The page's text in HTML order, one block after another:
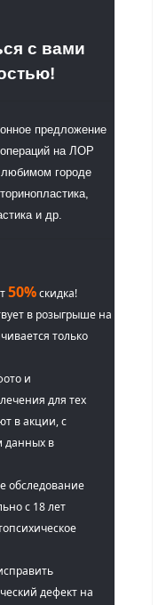
с вами
предложение
на ЛОР
городе
и др.
50%скидка!
в розыгрыше на
только
и
для тех
в акции, с
в
обследование
с 18 лет
дефект на